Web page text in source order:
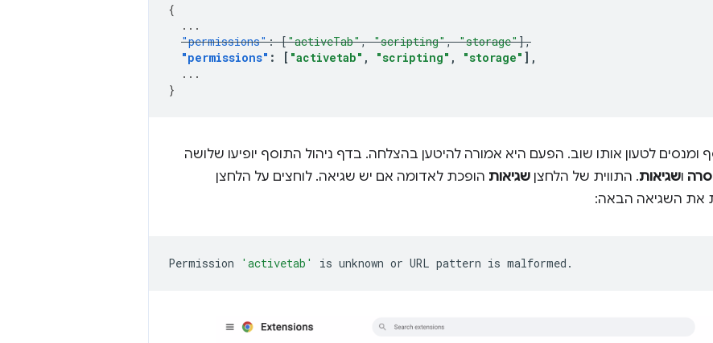
{
...
"permissions": ["activeTab", "scripting", "storage"],
"permissions" : [ "activetab" , "scripting" , "storage" ],
...
}
לטעון אותו שוב. הפעם היא אמורה להיטען בהצלחה. בדף ניהול התוסף יופיעו שלושה
ושגיאות. התווית של הלחצן שגיאות הופכת לאדומה אם יש שגיאה. לוחצים על הלחצן
את השגיאה הבאה:
Permission 'activetab' is unknown or URL pattern is